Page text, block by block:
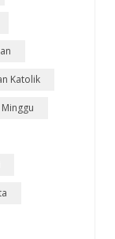
Katolik